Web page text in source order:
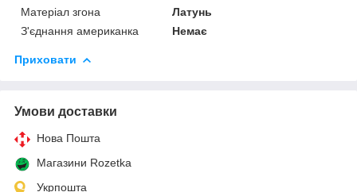
Матеріал згона
Латунь
З'єднання американка
Немає
Приховати
Умови доставки
Нова Пошта
Магазини Rozetka
Укрпошта